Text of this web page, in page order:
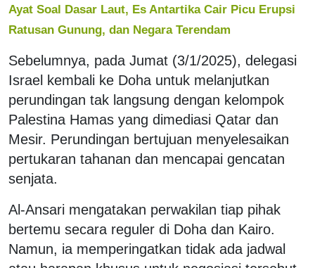
Ayat Soal Dasar Laut, Es Antartika Cair Picu Erupsi
Ratusan Gunung, dan Negara Terendam
Sebelumnya, pada Jumat (3/1/2025), delegasi
Israel kembali ke Doha untuk melanjutkan
perundingan tak langsung dengan kelompok
Palestina Hamas yang dimediasi Qatar dan
Mesir. Perundingan bertujuan menyelesaikan
pertukaran tahanan dan mencapai gencatan
senjata.
Al-Ansari mengatakan perwakilan tiap pihak
bertemu secara reguler di Doha dan Kairo.
Namun, ia memperingatkan tidak ada jadwal